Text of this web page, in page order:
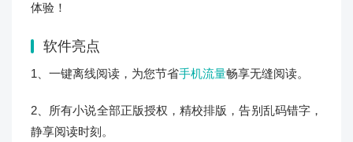
体验！
软件亮点
1、一键离线阅读，为您节省手机流量畅享无缝阅读。
2、所有小说全部正版授权，精校排版，告别乱码错字，
静享阅读时刻。